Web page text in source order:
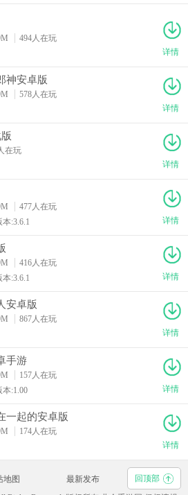
494人在玩
详情
神安卓版
578人在玩
详情
在玩
详情
477人在玩
本:3.6.1
详情
416人在玩
本:3.6.1
详情
安卓版
867人在玩
详情
手游
157人在玩
本:1.00
详情
一起的安卓版
174人在玩
详情
地图 最新发布
回顶部